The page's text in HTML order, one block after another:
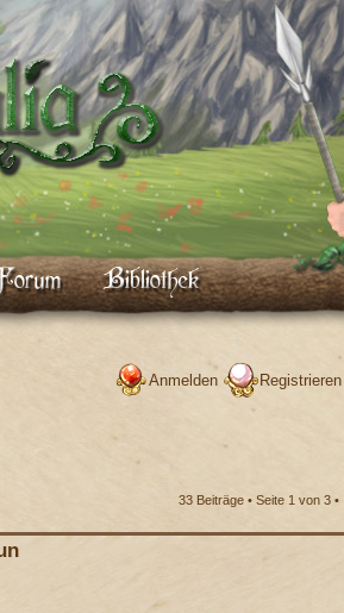
Registrieren
Anmelden
33 Beiträge • Seite 1 von 3•